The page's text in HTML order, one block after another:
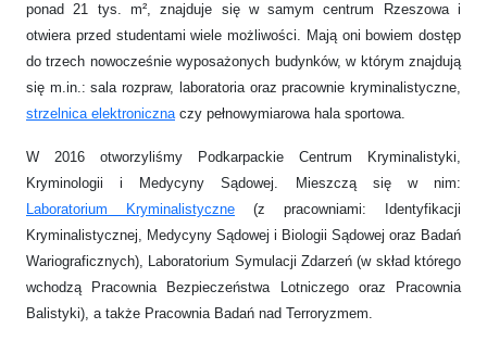
ponad 21 tys. m², znajduje się w samym centrum Rzeszowa i
otwiera przed studentami wiele możliwości. Mają oni bowiem dostęp
do trzech nowocześnie wyposażonych budynków, w którym znajdują
się m.in.: sala rozpraw, laboratoria oraz pracownie kryminalistyczne,
strzelnica elektronicznaczy pełnowymiarowa hala sportowa.
W 2016 otworzyliśmy Podkarpackie Centrum Kryminalistyki,
Kryminologii i Medycyny Sądowej. Mieszczą się w nim:
Laboratorium Kryminalistyczne (z pracowniami: Identyfikacji
Kryminalistycznej, Medycyny Sądowej i Biologii Sądowej oraz Badań
Wariograficznych), Laboratorium Symulacji Zdarzeń (w skład którego
wchodzą Pracownia Bezpieczeństwa Lotniczego oraz Pracownia
Balistyki), a także Pracownia Badań nad Terroryzmem.